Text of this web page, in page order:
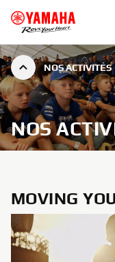
NOS ACTIVITÉS
NOS
MOVING